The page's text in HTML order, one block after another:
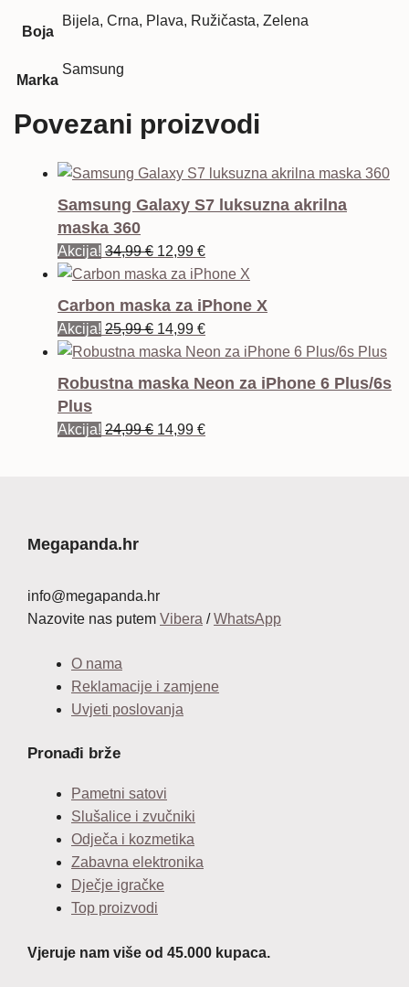
Boja
Bijela, Crna, Plava, Ružičasta, Zelena
Marka
Samsung
Povezani proizvodi
Samsung Galaxy S7 luksuzna akrilna
maska 360
Akcija! 34,99€ Izvorna
cijena
12,99 €Trenutna
cijena
je:
Carbon maska za iPhone X
Akcija! 25,99€ Izvorna
cijena
bila
14,99 €Trenutna
cijena
Robustna maska Neon za iPhone 6 Plus/6s
Plus
Akcija! 24,99€ Izvorna
14,99 €Trenutna
Megapanda.hr
info@megapanda.hr
Nazovite nas putem Vibera /WhatsApp
O nama
Reklamacije i zamjene
Uvjeti poslovanja
Pronađi brže
Pametni satovi
Slušalice i zvučniki
Odječa i kozmetika
Zabavna elektronika
Dječje igračke
Top proizvodi
Vjeruje nam više od 45.000 kupaca.